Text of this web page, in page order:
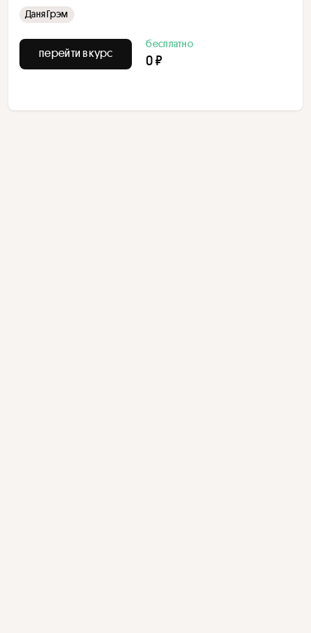
Даня Грэм
перейти в курс
бесплатно
0 ₽